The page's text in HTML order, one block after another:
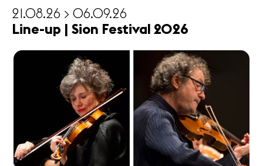
21.08.26 > 06.09.26
Line-up | Sion Festival 2026